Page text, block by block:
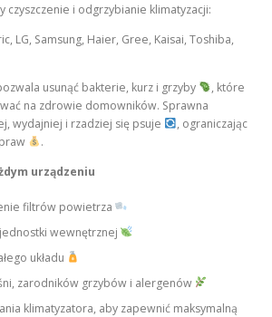
czyszczenie i odgrzybianie klimatyzacji:
LG, Samsung, Haier, Gree, Kaisai, Toshiba,
usunąć bakterie, kurz i grzyby
, które
na zdrowie domowników. Sprawna
wydajniej i rzadziej się psuje
, ograniczając
.
urządzeniu
filtrów powietrza
wewnętrznej
układu
zarodników grzybów i alergenów
klimatyzatora, aby zapewnić maksymalną